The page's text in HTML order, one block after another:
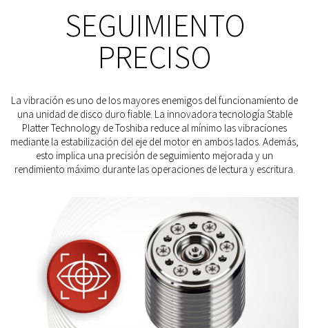
SEGUIMIENTO
PRECISO
La vibración es uno de los mayores enemigos del funcionamiento de
una unidad de disco duro fiable. La innovadora tecnología Stable
Platter Technology de Toshiba reduce al mínimo las vibraciones
mediante la estabilización del eje del motor en ambos lados. Además,
esto implica una precisión de seguimiento mejorada y un
rendimiento máximo durante las operaciones de lectura y escritura.